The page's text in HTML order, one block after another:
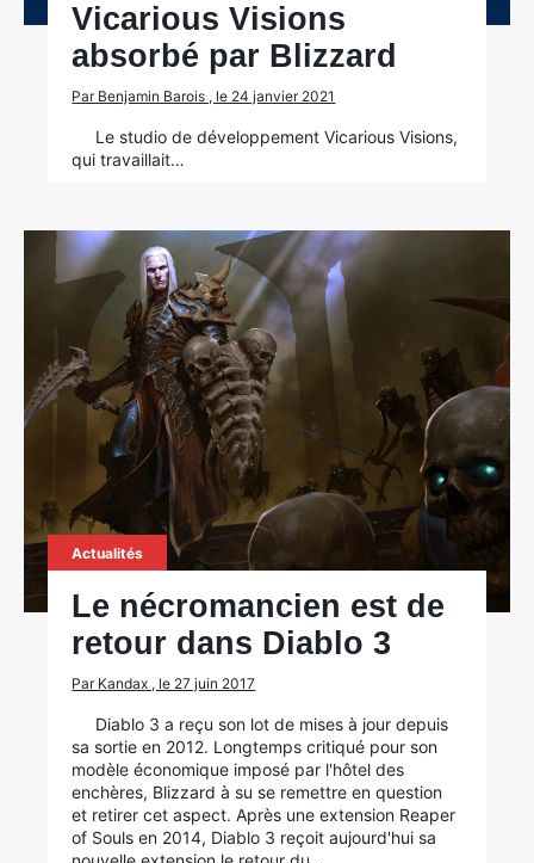
Vicarious Visions
absorbé par Blizzard
Par Benjamin Barois , le 24 janvier 2021
Le studio de développement Vicarious Visions,
qui travaillait…
Actualités
Le nécromancien est de
retour dans Diablo 3
Par Kandax , le 27 juin 2017
Diablo 3 a reçu son lot de mises à jour depuis
sa sortie en 2012. Longtemps critiqué pour son
modèle économique imposé par l'hôtel des
enchères, Blizzard à su se remettre en question
et retirer cet aspect. Après une extension Reaper
of Souls en 2014, Diablo 3 reçoit aujourd'hui sa